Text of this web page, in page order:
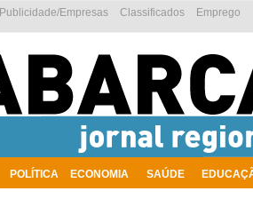
POLÍTICA ECONOMIA SAÚDE
Emprego
Classificados
Publicidade/Empresas